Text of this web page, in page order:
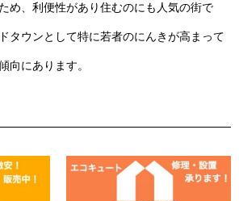
め、利便性があり住むのにも人気の街で
タウンとして特に若者のにんきが高まって
向にあります。